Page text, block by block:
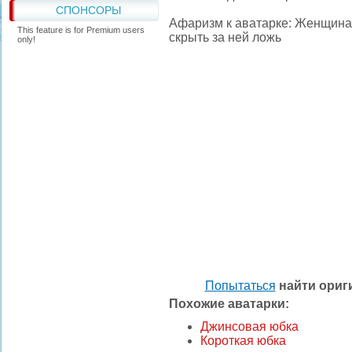
СПОНСОРЫ
This feature is for Premium users
only!
Афаризм к аватарке: Женщина
скрыть за ней ложь
Попытаться найти
Похожие аватарки:
Джинсовая юбка
Короткая юбка